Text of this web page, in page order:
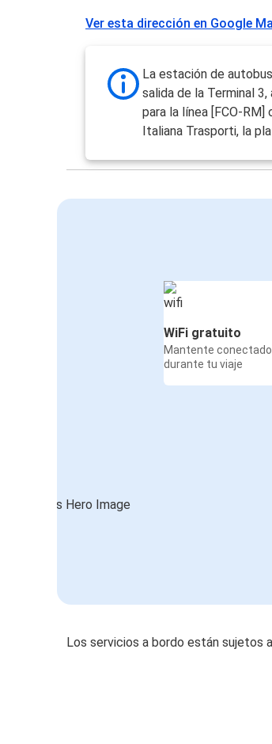
Ver esta dirección en Google
La estación de
salida de la Terminal 3,
para la línea [FCO-
Italiana Trasporti, la
WiFi gratuito
Mantente conectado
durante tu viaje
Los servicios a bordo están sujetos